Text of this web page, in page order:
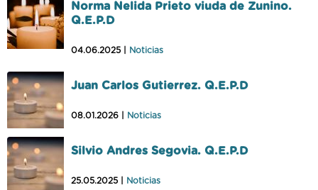
Norma Nelida Prieto viuda de Zunino.
Q.E.P.D
04.06.2025 | Noticias
Juan Carlos Gutierrez. Q.E.P.D
08.01.2026 | Noticias
Silvio Andres Segovia. Q.E.P.D
25.05.2025 | Noticias